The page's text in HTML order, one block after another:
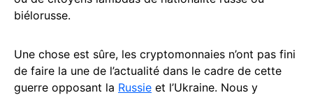
biélorusse.
Une chose est sûre, les cryptomonnaies n’ont pas fini
de faire la une de l’actualité dans le cadre de cette
guerre opposant la Russie et l’Ukraine. Nous y